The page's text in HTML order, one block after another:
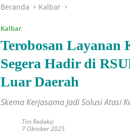
Beranda Kalbar
Kalbar
Terobosan Layanan
Segera Hadir di
Luar Daerah
Skema Kerjasama Jadi Solusi Atasi
Tim Redaksi
7 Oktober 2025